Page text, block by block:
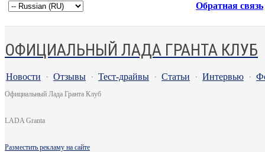
Обратная связь
ОФИЦИАЛЬНЫЙ ЛАДА ГРАНТА КЛУБ
Новости · Отзывы · Тест-драйвы · Статьи · Интервью ·
Официальный Лада Гранта Клуб
LADA Granta
Разместить рекламу на сайте